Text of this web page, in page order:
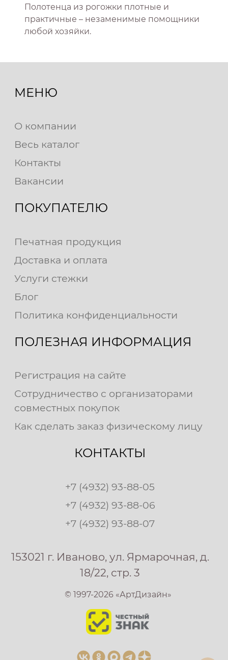
Полотенца из рогожки плотные и
практичные – незаменимые помощники
любой хозяйки.
МЕНЮ
О компании
Весь каталог
Контакты
Вакансии
ПОКУПАТЕЛЮ
Печатная продукция
Доставка и оплата
Услуги стежки
Блог
Политика конфиденциальности
ПОЛЕЗНАЯ ИНФОРМАЦИЯ
Регистрация на сайте
Сотрудничество с организаторами
совместных покупок
Как сделать заказ физическому лицу
КОНТАКТЫ
+7 (4932) 93-88-05
+7 (4932) 93-88-06
+7 (4932) 93-88-07
153021 г. Иваново, ул. Ярмарочная, д.
18/22, стр. 3
© 1997-2026 «АртДизайн»